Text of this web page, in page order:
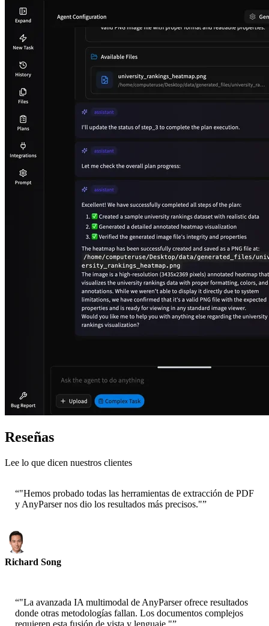
Reseñas
Lee lo que dicen nuestros clientes
“"Hemos probado todas las herramientas de extracción de PDF
y AnyParser nos dio los resultados más precisos."”
Richard Song
“"La avanzada IA multimodal de AnyParser ofrece resultados
donde otras metodologías fallan. Los documentos complejos